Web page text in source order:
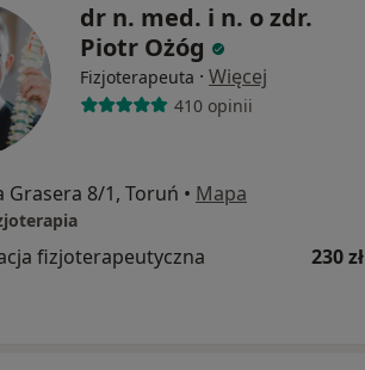
dr n. med. i n. o zdr.
Piotr Ożóg
Fizjoterapeuta · Więcej
410 opinii
Grasera 8/1, Toruń • Mapa
fizjoterapeutyczna 230 zł